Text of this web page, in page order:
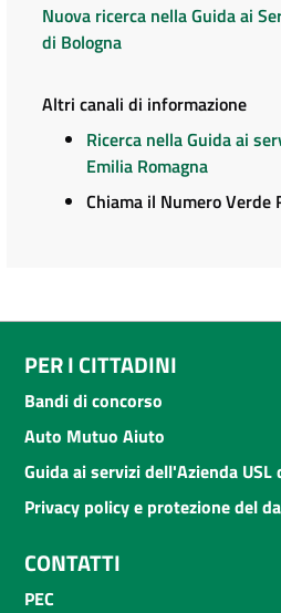
Nuova ricerca nella Guida ai
di Bologna
Altri canali di informazione
Ricerca nella Guida ai
Emilia Romagna
Chiama il Numero Verde
PER I CITTADINI
Bandi di concorso
Auto Mutuo Aiuto
Guida ai servizi dell'Azienda USL
Privacy policy e protezione del
CONTATTI
PEC